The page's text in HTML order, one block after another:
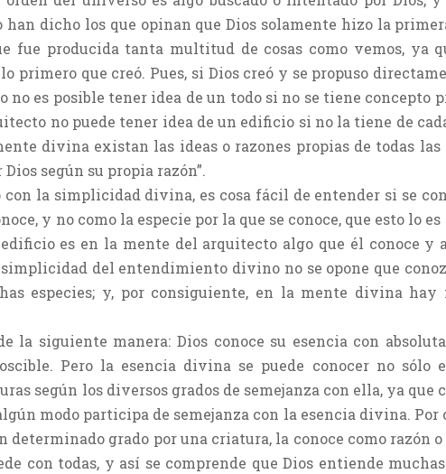
han dicho los que opinan que Dios solamente hizo la
fue producida tanta multitud de cosas como vemos, ya
primero que creó. Pues, si Dios creó y se propuso
no es posible tener idea de un todo si no se tiene concepto
no puede tener idea de un edificio si no la tiene de
divina existan las ideas o razones propias de todas
según su propia razón”.
con la simplicidad divina, es cosa fácil de entender si se
y no como la especie por la que se conoce, que esto lo
es en la mente del arquitecto algo que él conoce y
del entendimiento divino no se opone que
especies; y, por consiguiente, en la mente divina hay
la siguiente manera: Dios conoce su esencia con
Pero la esencia divina se puede conocer no
según los diversos grados de semejanza con ella, ya
modo participa de semejanza con la esencia divina. Por
determinado grado por una criatura, la conoce como razón
con todas, y así se comprende que Dios entiende